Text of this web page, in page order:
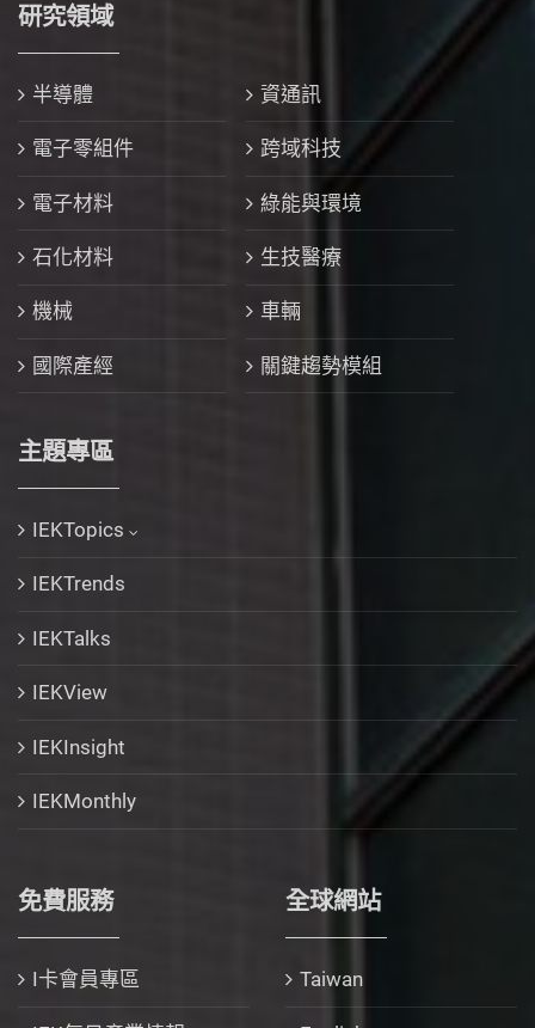
研究領域
半導體 資通訊
電子零組件 跨域科技
電子材料 綠能與環境
石化材料 生技醫療
機械 車輛
國際產經 關鍵趨勢模組
主題專區
IEKTopics
IEKTrends
IEKTalks
IEKView
IEKInsight
IEKMonthly
免費服務
I卡會員專區
全球網站
Taiwan